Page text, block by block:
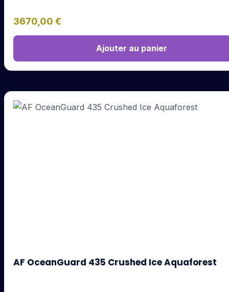
3670,00 €
Ajouter au panier
AF OceanGuard 435 Crushed Ice Aquaforest